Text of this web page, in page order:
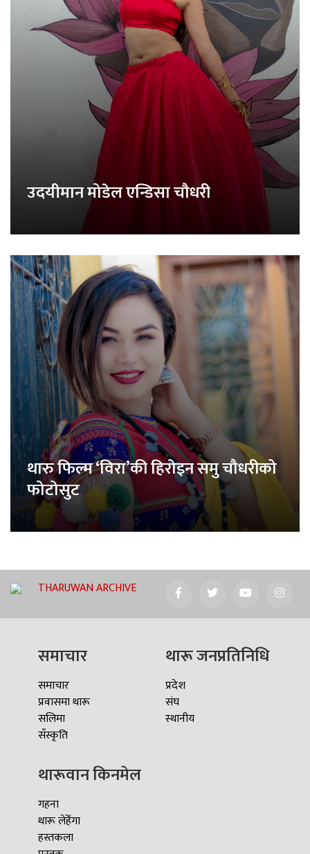
उदयीमान मोडेल एन्डिसा चौधरी
थारु फिल्म ‘विरा’की हिरोइन समु चौधरीको
फोटोसुट
THARUWAN ARCHIVE
समाचार
समाचार
प्रवासमा थारू
सलिमा
सँस्कृति
थारू जनप्रतिनिधि
प्रदेश
संघ
स्थानीय
थारूवान किनमेल
गहना
थारू लेहेँगा
हस्तकला